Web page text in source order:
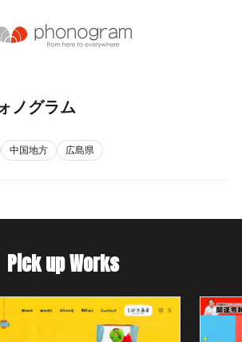
ノグラム
中国地方 広島県
Pick up Works